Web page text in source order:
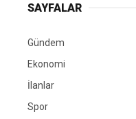
SAYFALAR
Gündem
Ekonomi
İlanlar
Spor